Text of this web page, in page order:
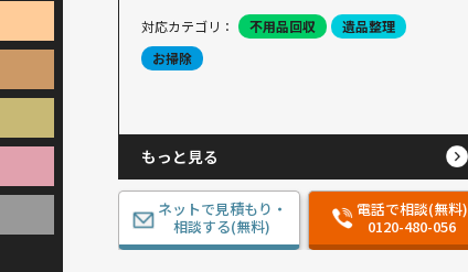
対応カテゴリ： 不用品回収
遺品整理
お掃除
もっと見る
ネットで見積もり・
相談する(無料)
電話で相談(無料)
0120-480-056